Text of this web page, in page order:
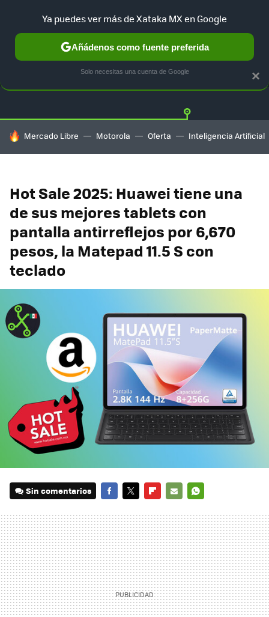
GUÍA DE COMPRAS MERCADO LIBRE
HOY SE HABLA DE
Mercado Libre Motorola Oferta Inteligencia Artificial
Hot Sale 2025: Huawei tiene una
de sus mejores tablets con
pantalla antirreflejos por 6,670
pesos, la Matepad 11.5 S con
teclado
Sin comentarios
MAIL
×
Ya puedes ver más de Xataka MX en Google
Añádenos como fuente preferida
Solo necesitas una cuenta de Google